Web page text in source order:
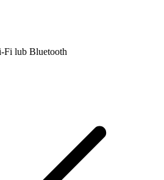
Fi lub Bluetooth